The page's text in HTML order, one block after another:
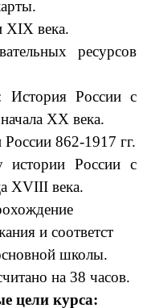
XIX века.
ресурсов
История России с
XX века.
862-1917 гг.
истории России с
XVIII века.
и соответст
школы.
на 38 часов.
цели курса: